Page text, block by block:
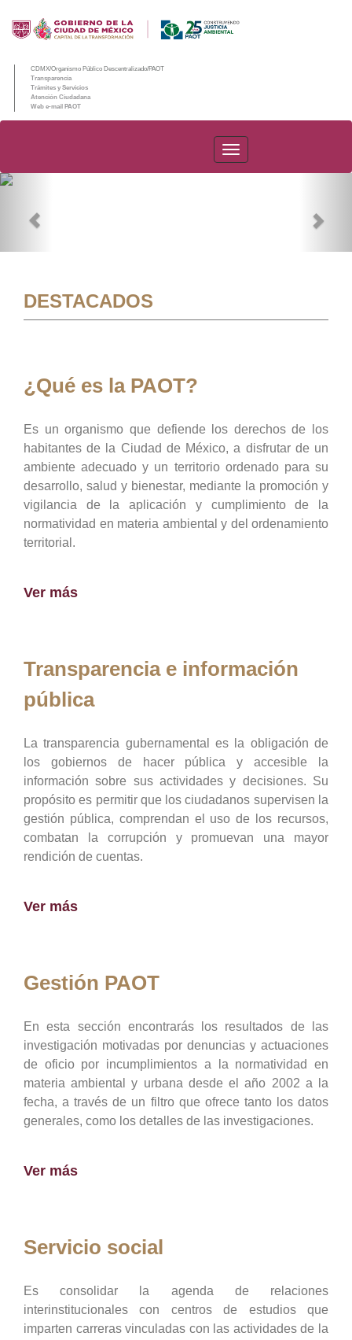
CDMX/Organismo Público Descentralizado/PAOT
Transparencia
Trámites y Servicios
Atención Ciudadana
Web e-mail PAOT
PAOT
DESTACADOS
¿Qué es la PAOT?
Es un organismo que defiende los derechos de los
habitantes de la Ciudad de México, a disfrutar de un
ambiente adecuado y un territorio ordenado para su
desarrollo, salud y bienestar, mediante la promoción y
vigilancia de la aplicación y cumplimiento de la
normatividad en materia ambiental y del ordenamiento
territorial.
Ver más
Transparencia e información
pública
La transparencia gubernamental es la obligación de
los gobiernos de hacer pública y accesible la
información sobre sus actividades y decisiones. Su
propósito es permitir que los ciudadanos supervisen la
gestión pública, comprendan el uso de los recursos,
combatan la corrupción y promuevan una mayor
rendición de cuentas.
Ver más
Gestión PAOT
En esta sección encontrarás los resultados de las
investigación motivadas por denuncias y actuaciones
de oficio por incumplimientos a la normatividad en
materia ambiental y urbana desde el año 2002 a la
fecha, a través de un filtro que ofrece tanto los datos
generales, como los detalles de las investigaciones.
Ver más
Servicio social
Es consolidar la agenda de relaciones
interinstitucionales con centros de estudios que
imparten carreras vinculadas con las actividades de la